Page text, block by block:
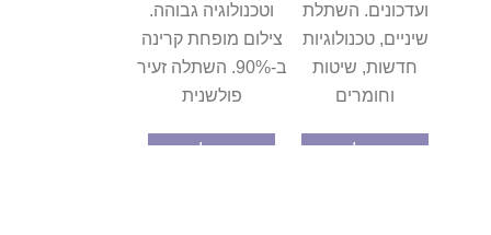
ועדכונים. השתלת
שיניים, טכנולוגיות
חדשות, שיטות
וחומרים
המשך לקרוא
וטכנולוגיה גבוהה.
צילום מופחת קרינה
ב-90%. השתלה זעיר
פולשנית
המשך לקרוא